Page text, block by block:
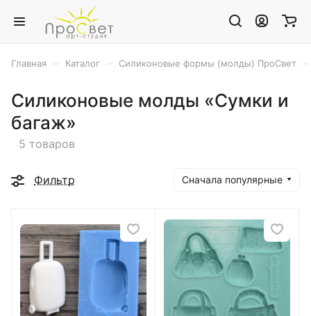
Главная Каталог Силиконовые формы (молды) ПроСвет
Силиконовые молды «Сумки и
багаж»
5 товаров
Фильтр Сначала популярные